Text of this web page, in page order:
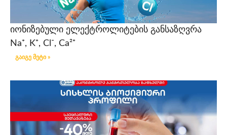
იონიზებული ელექტროლიტების განსაზღვრა
Na⁺, K⁺, Cl⁻, Ca²⁺
გაიგე მეტი »